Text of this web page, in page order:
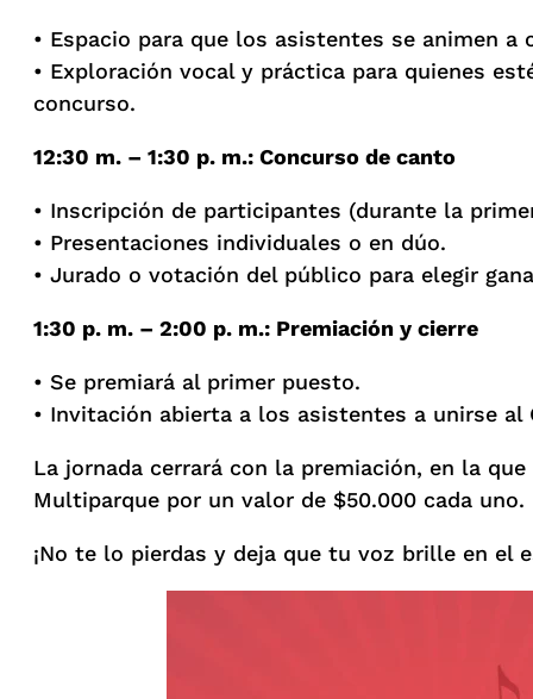
• Espacio para que los asistentes se animen a
• Exploración vocal y práctica para quienes
concurso.
12:30 m. – 1:30 p. m.: Concurso de canto
• Inscripción de participantes (durante la
• Presentaciones individuales o en dúo.
• Jurado o votación del público para elegir
1:30 p. m. – 2:00 p. m.: Premiación y cierre
• Se premiará al primer puesto.
• Invitación abierta a los asistentes a unirse al
La jornada cerrará con la premiación, en la
Multiparque por un valor de $50.000 cada uno.
¡No te lo pierdas y deja que tu voz brille en el